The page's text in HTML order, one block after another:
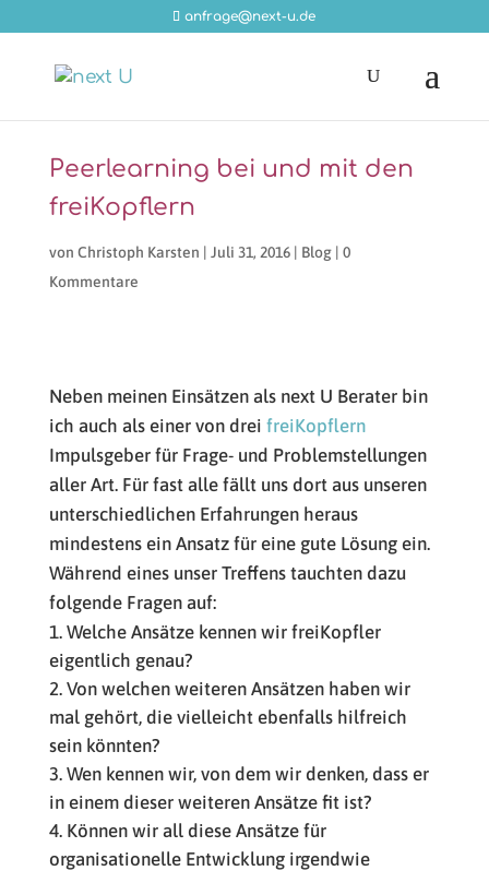
anfrage@next-u.de
Peerlearning bei und mit den
freiKopflern
von Christoph Karsten | Juli 31, 2016| Blog| 0
Kommentare
Neben meinen Einsätzen als next U Berater bin
ich auch als einer von drei freiKopflern
Impulsgeber für Frage- und Problemstellungen
aller Art. Für fast alle fällt uns dort aus unseren
unterschiedlichen Erfahrungen heraus
mindestens ein Ansatz für eine gute Lösung ein.
Während eines unser Treffens tauchten dazu
folgende Fragen auf:
Welche Ansätze kennen wir freiKopfler
eigentlich genau?
Von welchen weiteren Ansätzen haben wir
mal gehört, die vielleicht ebenfalls hilfreich
sein könnten?
Wen kennen wir, von dem wir denken, dass er
in einem dieser weiteren Ansätze fit ist?
Können wir all diese Ansätze für
organisationelle Entwicklung irgendwie